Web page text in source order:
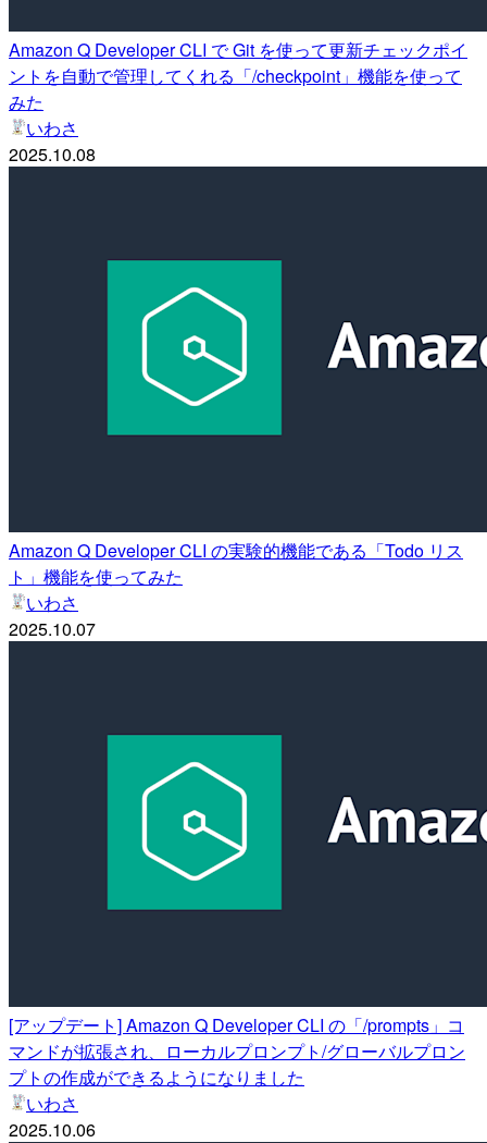
Amazon Q Developer CLI で Git を使って更新チェックポイ
ントを自動で管理してくれる「/checkpoint」機能を使って
みた
いわさ
2025.10.08
Amazon Q Developer CLI の実験的機能である「Todo リス
ト」機能を使ってみた
いわさ
2025.10.07
[アップデート] Amazon Q Developer CLI の「/prompts」コ
マンドが拡張され、ローカルプロンプト/グローバルプロン
プトの作成ができるようになりました
いわさ
2025.10.06